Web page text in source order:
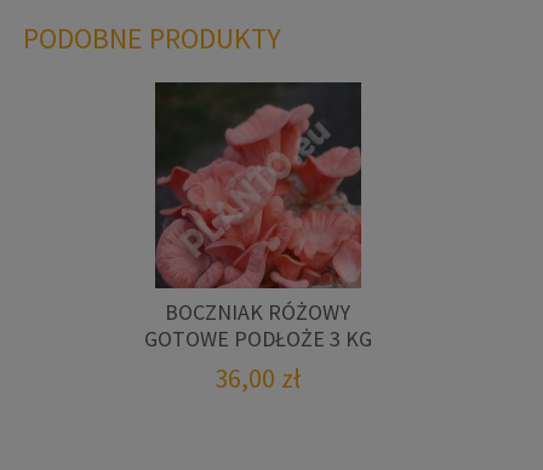
PODOBNE PRODUKTY
BOCZNIAK RÓŻOWY
GOTOWE PODŁOŻE 3 KG
36,00 zł